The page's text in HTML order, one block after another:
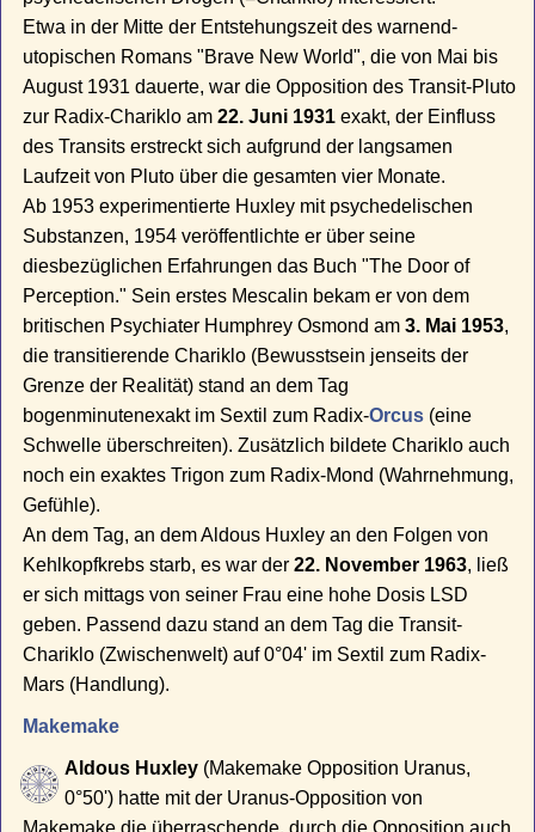
Etwa in der Mitte der Entstehungszeit des warnend-
utopischen Romans "Brave New World", die von Mai bis
August 1931 dauerte, war die Opposition des Transit-Pluto
zur Radix-Chariklo am22. Juni 1931 exakt, der Einfluss
des Transits erstreckt sich aufgrund der langsamen
Laufzeit von Pluto über die gesamten vier Monate.
Ab 1953 experimentierte Huxley mit psychedelischen
Substanzen, 1954 veröffentlichte er über seine
diesbezüglichen Erfahrungen das Buch "The Door of
Perception." Sein erstes Mescalin bekam er von dem
britischen Psychiater Humphrey Osmond am3. Mai 1953,
die transitierende Chariklo (Bewusstsein jenseits der
Grenze der Realität) stand an dem Tag
bogenminutenexakt im Sextil zum Radix-Orcus (eine
Schwelle überschreiten). Zusätzlich bildete Chariklo auch
noch ein exaktes Trigon zum Radix-Mond (Wahrnehmung,
Gefühle).
An dem Tag, an dem Aldous Huxley an den Folgen von
Kehlkopfkrebs starb, es war der22. November 1963, ließ
er sich mittags von seiner Frau eine hohe Dosis LSD
geben. Passend dazu stand an dem Tag die Transit-
Chariklo (Zwischenwelt) auf 0°04' im Sextil zum Radix-
Mars (Handlung).
Makemake
Aldous Huxley (Makemake Opposition Uranus,
0°50') hatte mit der Uranus-Opposition von